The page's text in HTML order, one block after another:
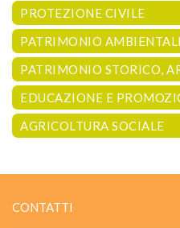
PROTEZIONE CIVILE
PATRIMONIO
PATRIMONIO STORICO,
EDUCAZIONE E
AGRICOLTURA SOCIALE
CONTATTI